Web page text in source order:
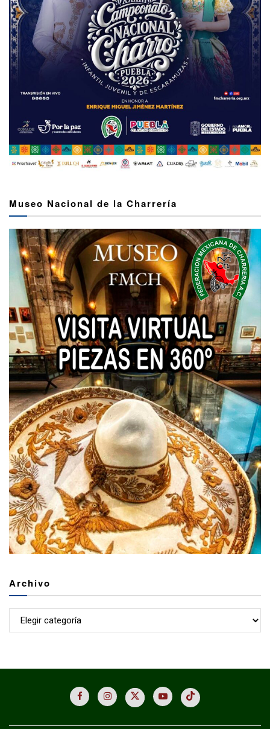
Museo Nacional de la Charrería
Archivo
Archivo